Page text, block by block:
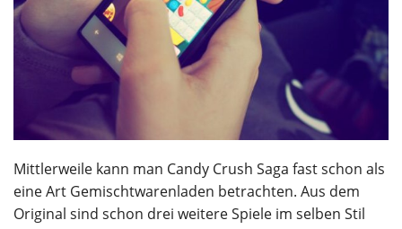
Mittlerweile kann man Candy Crush Saga fast schon als
eine Art Gemischtwarenladen betrachten. Aus dem
Original sind schon drei weitere Spiele im selben Stil